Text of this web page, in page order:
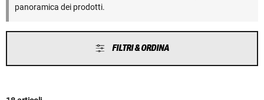
panoramica dei prodotti.
FILTRI & ORDINA